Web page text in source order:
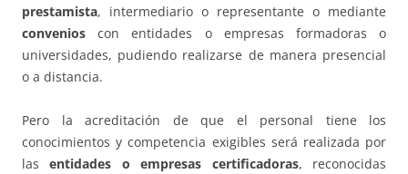
prestamista, intermediario o representante o mediante
convenios con entidades o empresas formadoras o
universidades, pudiendo realizarse de manera presencial
o a distancia.
Pero la acreditación de que el personal tiene los
conocimientos y competencia exigibles será realizada por
lasentidades o empresas certificadoras, reconocidas